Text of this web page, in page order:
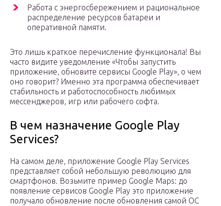
Работа с энергосбережением и рациональное
распределение ресурсов батареи и
оперативной памяти.
Это лишь краткое перечисление функционала! Вы
часто видите уведомление «Чтобы запустить
приложение, обновите сервисы Google Play», о чем
оно говорит? Именно эта программа обеспечивает
стабильность и работоспособность любимых
мессенджеров, игр или рабочего софта.
В чем назначение Google Play
Services?
На самом деле, приложение Google Play Services
представляет собой небольшую революцию для
смартфонов. Возьмите пример Google Maps: до
появление сервисов Google Play это приложение
получало обновление после обновления самой ОС